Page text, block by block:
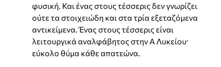
φυσική. Και ένας στους τέσσερις δεν γνωρίζει
ούτε τα στοιχειώδη και στα τρία εξεταζόμενα
αντικείμενα. Ένας στους τέσσερις είναι
λειτουργικά αναλφάβητος στην Α Λυκείου·
εύκολο θύμα κάθε απατεώνα.